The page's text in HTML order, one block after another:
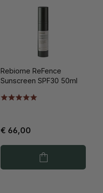
Rebiome ReFence
Sunscreen SPF30 50ml
€ 66,00